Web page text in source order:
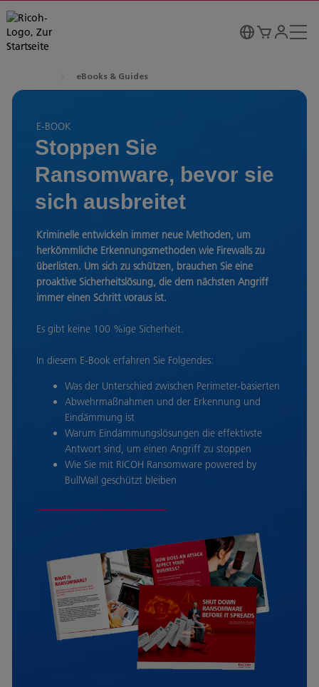
eBooks & Guides
E-BOOK
Stoppen Sie
Ransomware, bevor sie
sich ausbreitet
Kriminelle entwickeln immer neue Methoden, um
herkömmliche Erkennungsmethoden wie Firewalls zu
überlisten. Um sich zu schützen, brauchen Sie eine
proaktive Sicherheitslösung, die dem nächsten Angriff
immer einen Schritt voraus ist.
Es gibt keine 100 %ige Sicherheit.
In diesem E-Book erfahren Sie Folgendes:
Was der Unterschied zwischen Perimeter-basierten
Abwehrmaßnahmen und der Erkennung und
Eindämmung ist
Warum Eindämmungslösungen die effektivste
Antwort sind, um einen Angriff zu stoppen
Wie Sie mit RICOH Ransomware powered by
BullWall geschützt bleiben